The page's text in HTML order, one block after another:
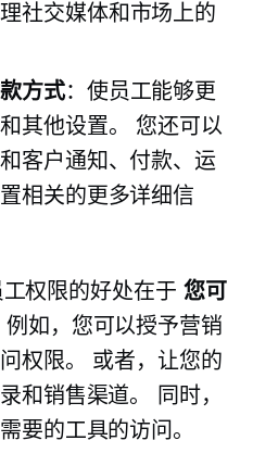
社交媒体和市场上的
方式：使员工能够更
其他设置。 您还可以
客户通知、付款、运
相关的更多详细信
权限的好处在于 您可
例如，您可以授予营销
权限。 或者，让您的
和销售渠道。 同时，
要的工具的访问。